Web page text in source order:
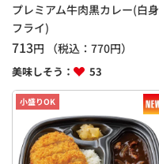
プレミアム牛肉黒カレー(白身
フライ)
713円 （税込： 770円）
美味しそう： 53
小盛りOK